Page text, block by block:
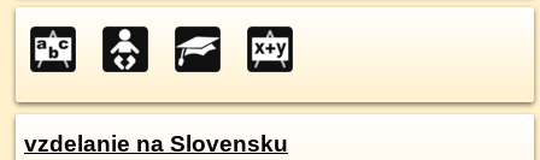
vzdelanie na Slovensku